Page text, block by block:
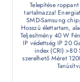
Telepítése
tartalmazza!
SMD-Samsung
Hosszú élettartam,
Teljesítmény 40 W
IP védettség IP 20
index (CRI) >80
szerelhető Méret